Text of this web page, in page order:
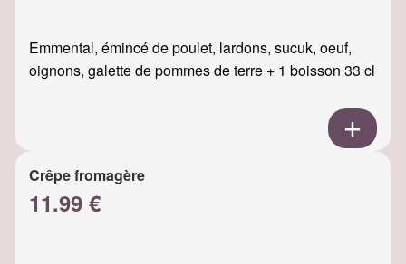
Emmental, émincé de poulet, lardons, sucuk, oeuf,
oignons, galette de pommes de terre + 1 boisson 33 cl
Crêpe fromagère
11.99 €